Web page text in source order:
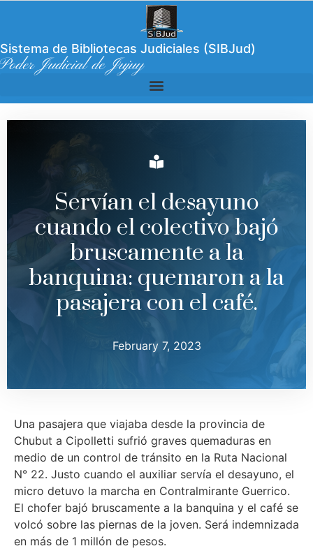
Sistema de Bibliotecas Judiciales (SIBJud)
Poder Judicial de Jujuy
Servían el desayuno
cuando el colectivo bajó
bruscamente a la
banquina: quemaron a la
pasajera con el café.
February 7, 2023
Una pasajera que viajaba desde la provincia de
Chubut a Cipolletti sufrió graves quemaduras en
medio de un control de tránsito en la Ruta Nacional
N° 22. Justo cuando el auxiliar servía el desayuno, el
micro detuvo la marcha en Contralmirante Guerrico.
El chofer bajó bruscamente a la banquina y el café se
volcó sobre las piernas de la joven. Será indemnizada
en más de 1 millón de pesos.